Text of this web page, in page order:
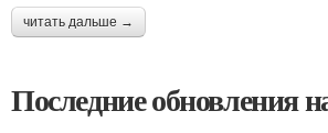
читать дальше →
Последние обновления